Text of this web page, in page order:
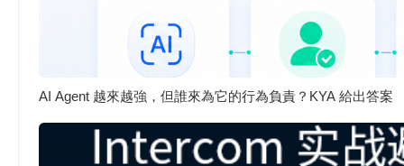
AI Agent 越來越強，但誰來為它的行為負責？KYA 給出答案